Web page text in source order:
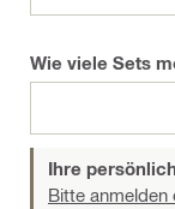
Wie viele Sets
Ihre
Bitte anmelden